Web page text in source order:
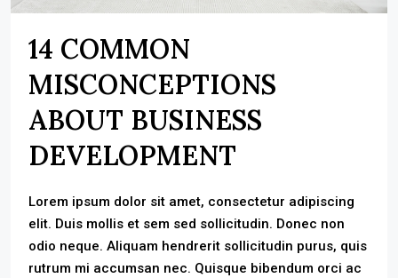
14 COMMON
MISCONCEPTIONS
ABOUT BUSINESS
DEVELOPMENT
Lorem ipsum dolor sit amet, consectetur adipiscing
elit. Duis mollis et sem sed sollicitudin. Donec non
odio neque. Aliquam hendrerit sollicitudin purus, quis
rutrum mi accumsan nec. Quisque bibendum orci ac